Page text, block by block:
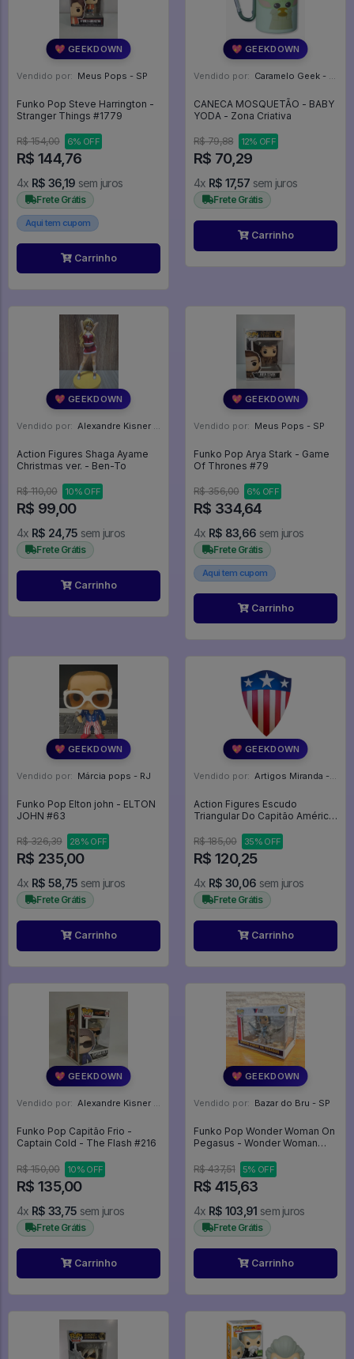
💖 GEEKDOWN
Vendido por: Meus Pops - SP
Funko Pop Steve Harrington -
Stranger Things #1779
R$ 154,00 6% OFF
R$ 144,76
4x R$ 36,19 sem juros
Frete Grátis
Aqui tem cupom
Carrinho
💖 GEEKDOWN
Vendido por: Caramelo Geek - DF
CANECA MOSQUETÃO - BABY
YODA - Zona Criativa
R$ 79,88 12% OFF
R$ 70,29
4x R$ 17,57 sem juros
Frete Grátis
Carrinho
💖 GEEKDOWN
Vendido por: Alexandre Kisner - PR
Action Figures Shaga Ayame
Christmas ver. - Ben-To
R$ 110,00 10% OFF
R$ 99,00
4x R$ 24,75 sem juros
Frete Grátis
Carrinho
💖 GEEKDOWN
Vendido por: Meus Pops - SP
Funko Pop Arya Stark - Game
Of Thrones #79
R$ 356,00 6% OFF
R$ 334,64
4x R$ 83,66 sem juros
Frete Grátis
Aqui tem cupom
Carrinho
💖 GEEKDOWN
Vendido por: Márcia pops - RJ
Funko Pop Elton john - ELTON
JOHN #63
R$ 326,39 28% OFF
R$ 235,00
4x R$ 58,75 sem juros
Frete Grátis
Carrinho
💖 GEEKDOWN
Vendido por: Artigos Miranda - RJ
Action Figures Escudo
Triangular Do Capitão América
R$ 185,00
35% OFF
R$ 120,25
4x R$ 30,06 sem juros
Frete Grátis
Carrinho
💖 GEEKDOWN
Vendido por: Alexandre Kisner - PR
Funko Pop Capitão Frio -
Captain Cold - The Flash #216
R$ 150,00 10% OFF
R$ 135,00
4x R$ 33,75 sem juros
Frete Grátis
Carrinho
💖 GEEKDOWN
Vendido por: Bazar do Bru - SP
Funko Pop Wonder Woman On
Pegasus - Wonder Woman
R$ 437,51
5% OFF
R$ 415,63
4x R$ 103,91 sem juros
Frete Grátis
Carrinho